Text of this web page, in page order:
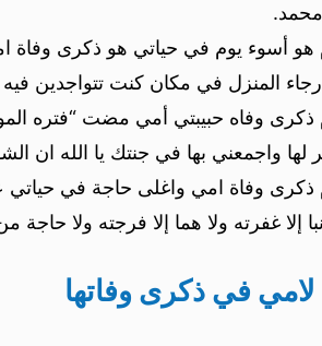
هو أسوء يوم في حياتي هو ذكرى وفاة
المنزل في مكان كنت تتواجدين
ذكرى وفاه حبيبتي أمي مضت “فتره
لها واجمعني بها في جنتك يا الله ان
ذكرى وفاة امي واغلى حاجة في
إلا غفرته ولا هما إلا فرجته ولا
لامي في ذكرى وفاتها